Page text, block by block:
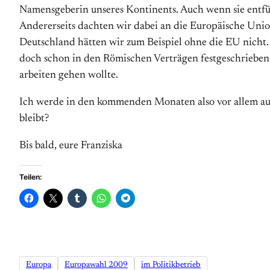
Namensgeberin unseres Kontinents. Auch wenn sie
Andererseits dachten wir dabei an die Europäische
Deutschland hätten wir zum Beispiel ohne die EU
doch schon in den Römischen Verträgen
arbeiten gehen wollte.
Ich werde in den kommenden Monaten also vor allem
bleibt?
Bis bald, eure Franziska
Teilen:
Europa Europawahl 2009 im Politikbetrieb